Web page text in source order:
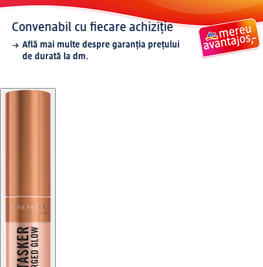
Convenabil cu fiecare achiziție
Află mai multe despre garanția prețului
de durată la dm.